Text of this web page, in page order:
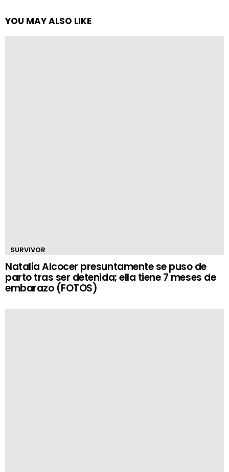
YOU MAY ALSO LIKE
SURVIVOR
Natalia Alcocer presuntamente se puso de
parto tras ser detenida; ella tiene 7 meses de
embarazo (FOTOS)